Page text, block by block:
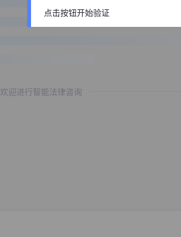
欢迎进行智能法律咨询
点击按钮开始验证